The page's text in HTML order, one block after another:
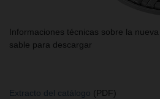
Informaciones técnicas sobre la
sable para descargar
Extracto del catálogo (PDF)